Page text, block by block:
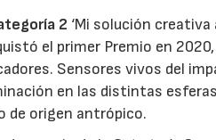
2 ‘Mi solución creativa
el primer Premio en
Sensores vivos del
en las distintas
de origen antrópico.